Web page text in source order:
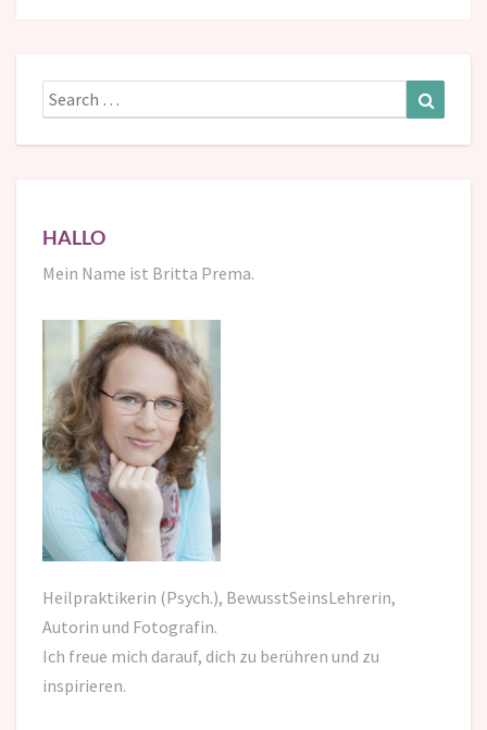
Search
for:
HALLO
Mein Name ist Britta Prema.
Heilpraktikerin (Psych.), BewusstSeinsLehrerin,
Autorin und Fotografin.
Ich freue mich darauf, dich zu berühren und zu
inspirieren.